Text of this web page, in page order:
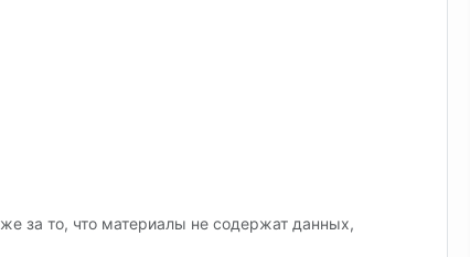
за то, что материалы не содержат данных,